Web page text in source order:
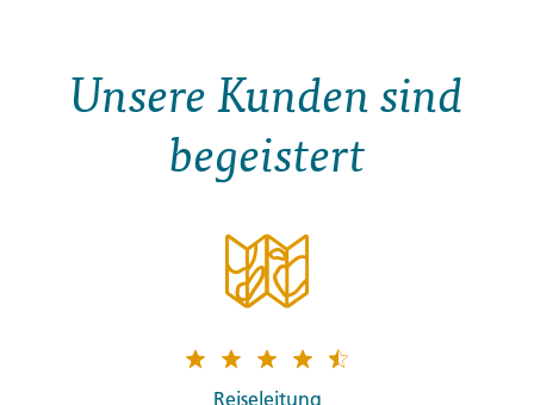
Unsere Kunden sind
begeistert
Reiseleitung